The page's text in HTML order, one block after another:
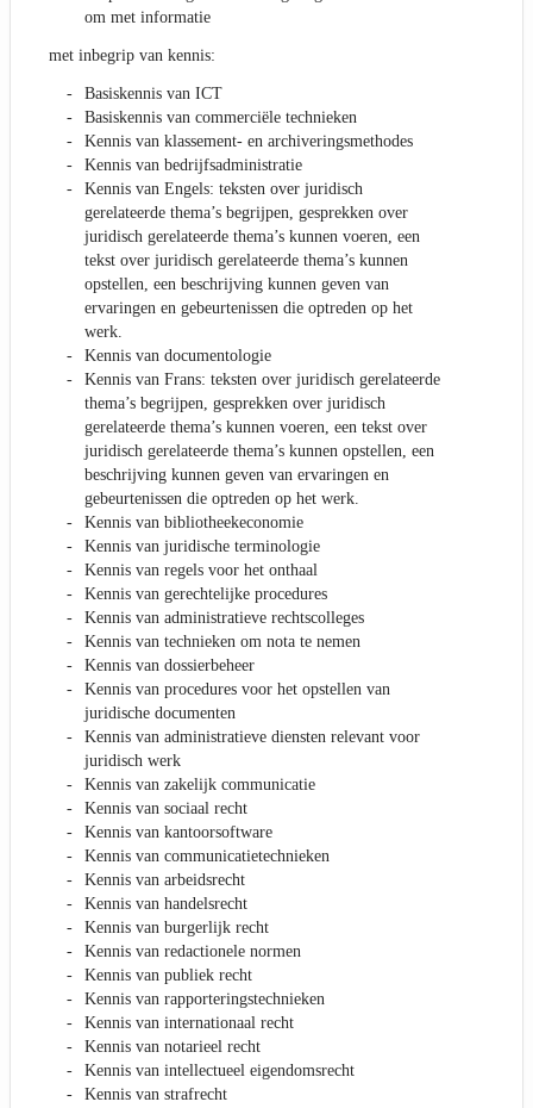
om met informatie
met inbegrip van kennis:
Basiskennis van ICT
Basiskennis van commerciële technieken
Kennis van klassement- en archiveringsmethodes
Kennis van bedrijfsadministratie
Kennis van Engels: teksten over juridisch
gerelateerde thema’s begrijpen, gesprekken over
juridisch gerelateerde thema’s kunnen voeren, een
tekst over juridisch gerelateerde thema’s kunnen
opstellen, een beschrijving kunnen geven van
ervaringen en gebeurtenissen die optreden op het
werk.
Kennis van documentologie
Kennis van Frans: teksten over juridisch gerelateerde
thema’s begrijpen, gesprekken over juridisch
gerelateerde thema’s kunnen voeren, een tekst over
juridisch gerelateerde thema’s kunnen opstellen, een
beschrijving kunnen geven van ervaringen en
gebeurtenissen die optreden op het werk.
Kennis van bibliotheekeconomie
Kennis van juridische terminologie
Kennis van regels voor het onthaal
Kennis van gerechtelijke procedures
Kennis van administratieve rechtscolleges
Kennis van technieken om nota te nemen
Kennis van dossierbeheer
Kennis van procedures voor het opstellen van
juridische documenten
Kennis van administratieve diensten relevant voor
juridisch werk
Kennis van zakelijk communicatie
Kennis van sociaal recht
Kennis van kantoorsoftware
Kennis van communicatietechnieken
Kennis van arbeidsrecht
Kennis van handelsrecht
Kennis van burgerlijk recht
Kennis van redactionele normen
Kennis van publiek recht
Kennis van rapporteringstechnieken
Kennis van internationaal recht
Kennis van notarieel recht
Kennis van intellectueel eigendomsrecht
Kennis van strafrecht